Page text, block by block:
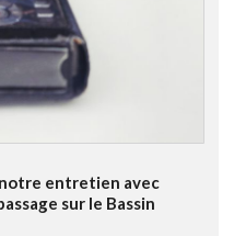
entretien avec
sur le Bassin